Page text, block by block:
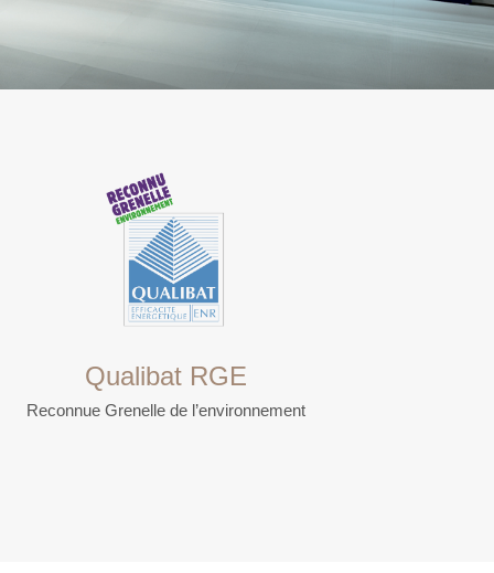
Qualibat RGE
Reconnue Grenelle de l’environnement